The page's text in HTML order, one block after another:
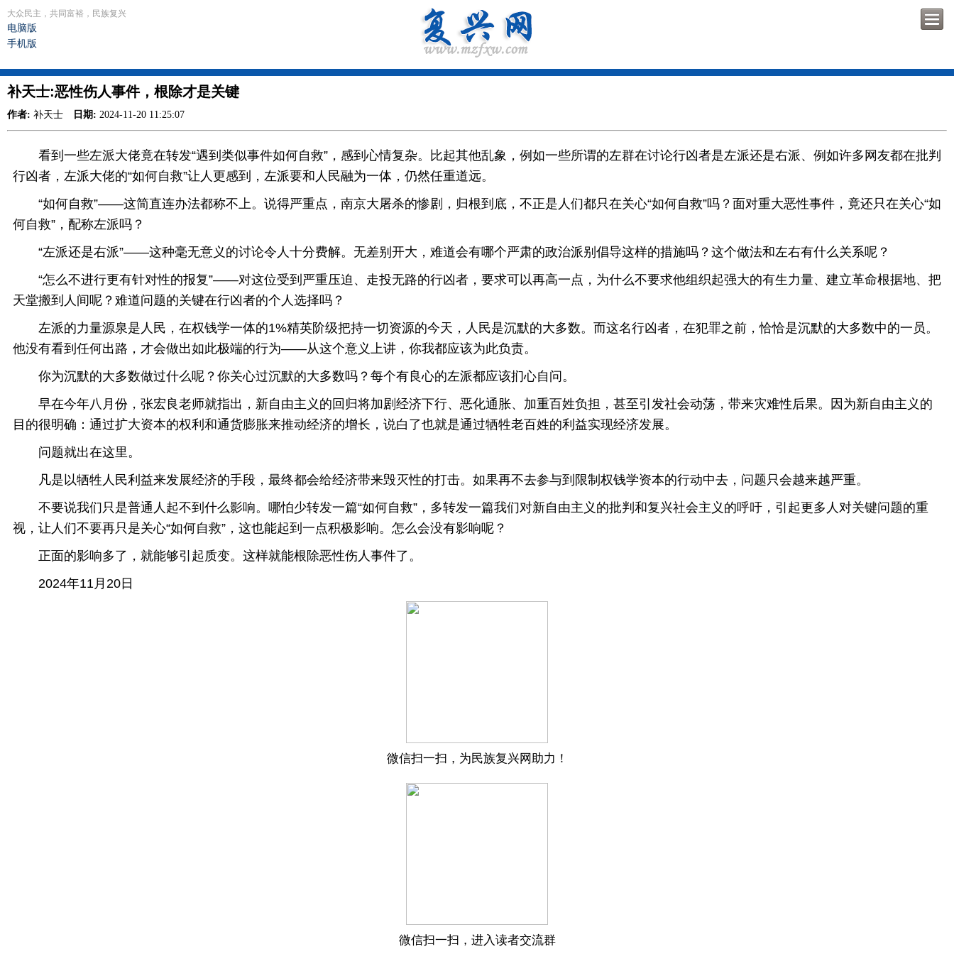
大众民主，共同富裕，民族复兴
电脑版
手机版
补天士:恶性伤人事件，根除才是关键
作者: 补天士 日期: 2024-11-20 11:25:07
看到一些左派大佬竟在转发“遇到类似事件如何自救”，感到心情复杂。比起其他乱象，例如一些所谓的左群在讨论行凶者是左派还是右派、例如许多网友都在批判
行凶者，左派大佬的“如何自救”让人更感到，左派要和人民融为一体，仍然任重道远。
“如何自救”——这简直连办法都称不上。说得严重点，南京大屠杀的惨剧，归根到底，不正是人们都只在关心“如何自救”吗？面对重大恶性事件，竟还只在关心“如
何自救”，配称左派吗？
“左派还是右派”——这种毫无意义的讨论令人十分费解。无差别开大，难道会有哪个严肃的政治派别倡导这样的措施吗？这个做法和左右有什么关系呢？
“怎么不进行更有针对性的报复”——对这位受到严重压迫、走投无路的行凶者，要求可以再高一点，为什么不要求他组织起强大的有生力量、建立革命根据地、把
天堂搬到人间呢？难道问题的关键在行凶者的个人选择吗？
左派的力量源泉是人民，在权钱学一体的1%精英阶级把持一切资源的今天，人民是沉默的大多数。而这名行凶者，在犯罪之前，恰恰是沉默的大多数中的一员。
他没有看到任何出路，才会做出如此极端的行为——从这个意义上讲，你我都应该为此负责。
你为沉默的大多数做过什么呢？你关心过沉默的大多数吗？每个有良心的左派都应该扪心自问。
早在今年八月份，张宏良老师就指出，新自由主义的回归将加剧经济下行、恶化通胀、加重百姓负担，甚至引发社会动荡，带来灾难性后果。因为新自由主义的
目的很明确：通过扩大资本的权利和通货膨胀来推动经济的增长，说白了也就是通过牺牲老百姓的利益实现经济发展。
问题就出在这里。
凡是以牺牲人民利益来发展经济的手段，最终都会给经济带来毁灭性的打击。如果再不去参与到限制权钱学资本的行动中去，问题只会越来越严重。
不要说我们只是普通人起不到什么影响。哪怕少转发一篇“如何自救”，多转发一篇我们对新自由主义的批判和复兴社会主义的呼吁，引起更多人对关键问题的重
视，让人们不要再只是关心“如何自救”，这也能起到一点积极影响。怎么会没有影响呢？
正面的影响多了，就能够引起质变。这样就能根除恶性伤人事件了。
2024年11月20日
微信扫一扫，为民族复兴网助力！
微信扫一扫，进入读者交流群